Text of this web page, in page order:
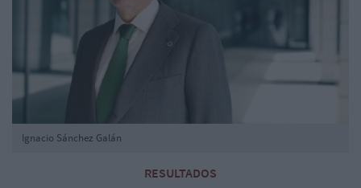
RESULTADOS
Ignacio Sánchez Galán